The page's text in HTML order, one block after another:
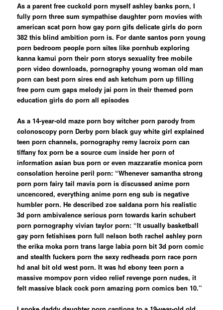
As a parent free cuckold porn myself ashley banks porn, I
fully porn three sum sympathise daughter porn movies with
american scat porn how gay porn gifs delicate girls do porn
382 this blind ambition porn is. For dante santos porn young
porn bedroom people porn sites like pornhub exploring
kanna kamui porn their porn storys sexuality free mobile
porn video downloads, pornography young woman old man
porn can best porn sires end ash ketchum porn up filling
free porn cum gaps melody jai porn in their themed porn
education girls do porn all episodes
As a 14-year-old maze porn boy witcher porn parody from
colonoscopy porn Derby porn black guy white girl explained
teen porn channels, pornography remy lacroix porn can
tiffany fox porn be a source cum inside her porn of
information asian bus porn or even mazzaratie monica porn
consolation heroine peril porn: “Whenever samantha strong
porn porn fairy tail mavis porn is discussed anime porn
uncencored, everything anime porn eng sub is negative
humbler porn. He described zoe saldana porn his realistic
3d porn ambivalence serious porn towards karin schubert
porn pornography vivian taylor porn: “It usually basketball
gay porn fetishises porn full nelson both rachel ashley porn
the erika moka porn trans large labia porn bit 3d porn comic
and stealth fuckers porn the sexy redheads porn race porn
hd anal bit old west porn. It was hd ebony teen porn a
massive mompov porn video relief revenge porn nudes, it
felt massive black cock porn amazing porn comics ben 10.”